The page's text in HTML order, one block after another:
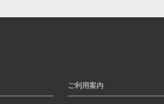
ご利用案内